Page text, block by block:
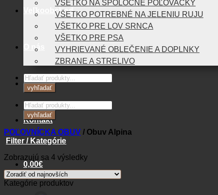
Veľkoobchod
O nás
Blog
Kontakt
0,00€
Košík
VŠETKO NA SPOLOČNÉ POĽOVAČKY
VŠETKO POTREBNÉ NA JELENIU RUJU
VŠETKO PRE LOV SRNCA
VŠETKO PRE PSA
VYHRIEVANÉ OBLEČENIE A DOPLNKY
ZBRANE A STRELIVO
Products
search
vyhľadať
Products
search
vyhľadať
POĽOVNÍCKA OBUV / Obuv Alpina
Filter / Kategórie
Zobrazujú sa 4 výsledkyZoradené
najnovších
Kategórie produktov